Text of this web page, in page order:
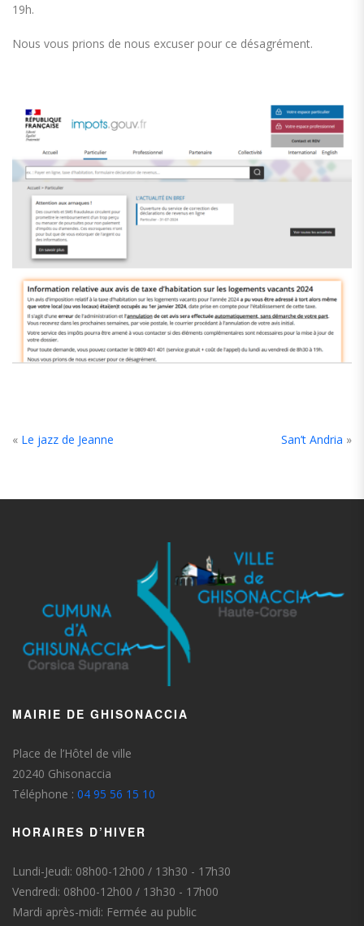
19h.
Nous vous prions de nous excuser pour ce désagrément.
« Le jazz de Jeanne San’t Andria »
MAIRIE DE GHISONACCIA
Place de l’Hôtel de ville
20240 Ghisonaccia
Téléphone : 04 95 56 15 10
HORAIRES D’HIVER
Lundi-Jeudi: 08h00-12h00 / 13h30 - 17h30
Vendredi: 08h00-12h00 / 13h30 - 17h00
Mardi après-midi: Fermée au public